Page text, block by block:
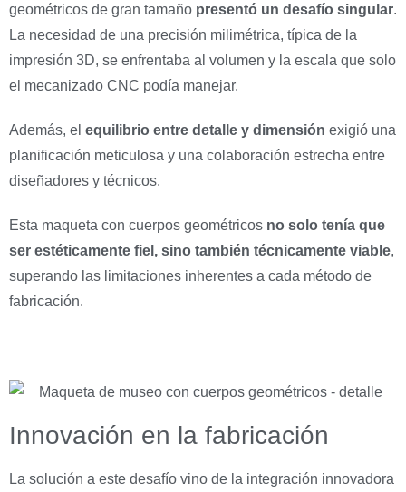
geométricos de gran tamaño presentó un desafío singular.
La necesidad de una precisión milimétrica, típica de la
impresión 3D, se enfrentaba al volumen y la escala que solo
el mecanizado CNC podía manejar.
Además, el equilibrio entre detalle y dimensión exigió una
planificación meticulosa y una colaboración estrecha entre
diseñadores y técnicos.
Esta maqueta con cuerpos geométricos no solo tenía que
ser estéticamente fiel, sino también técnicamente viable,
superando las limitaciones inherentes a cada método de
fabricación.
Innovación en la fabricación
La solución a este desafío vino de la integración innovadora